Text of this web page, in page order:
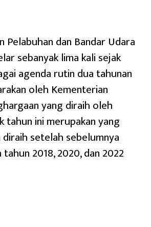
Pelabuhan dan Bandar Udara
sebanyak lima kali sejak
agenda rutin dua tahunan
oleh Kementerian
yang diraih oleh
tahun ini merupakan yang
setelah sebelumnya
2018, 2020, dan 2022